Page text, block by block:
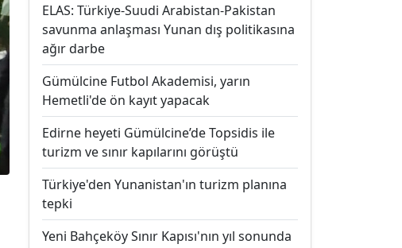
ELAS: Türkiye-Suudi Arabistan-Pakistan
savunma anlaşması Yunan dış politikasına
ağır darbe
Gümülcine Futbol Akademisi, yarın
Hemetli'de ön kayıt yapacak
Edirne heyeti Gümülcine’de Topsidis ile
turizm ve sınır kapılarını görüştü
Türkiye'den Yunanistan'ın turizm planına
tepki
Yeni Bahçeköy Sınır Kapısı'nın yıl sonunda